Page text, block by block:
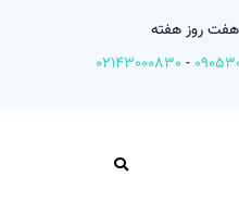
-
02143000830